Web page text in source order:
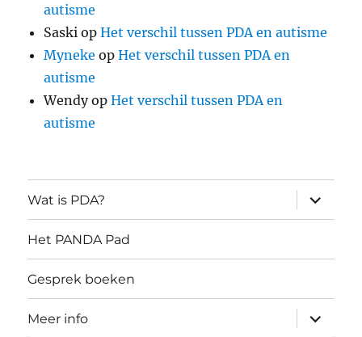
autisme
Saski opHet verschil tussen PDA en autisme
Myneke opHet verschil tussen PDA en
autisme
WendyopHet verschil tussen PDA en
autisme
Wat is PDA?
Het PANDA Pad
Gesprek boeken
Meer info